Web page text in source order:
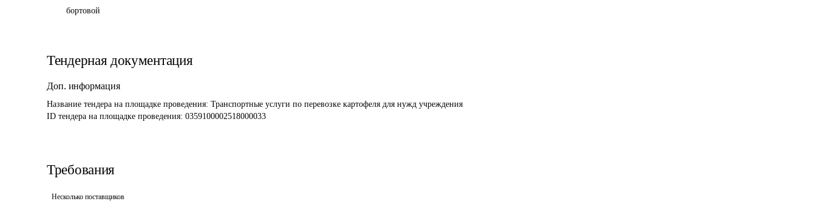
бортовой
Тендерная документация
Доп. информация
Название тендера на площадке проведения: Транспортные услуги по перевозке картофеля для нужд учреждения
ID тендера на площадке проведения: 0359100002518000033
Требования
Несколько поставщиков